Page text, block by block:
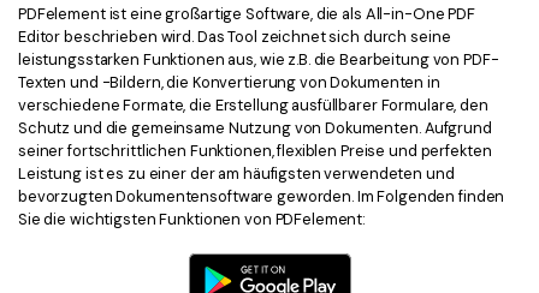
PDFelement ist eine großartige Software, die als All-in-One PDF
Editor beschrieben wird. Das Tool zeichnet sich durch seine
leistungsstarken Funktionen aus, wie z.B. die Bearbeitung von PDF-
Texten und -Bildern, die Konvertierung von Dokumenten in
verschiedene Formate, die Erstellung ausfüllbarer Formulare, den
Schutz und die gemeinsame Nutzung von Dokumenten. Aufgrund
seiner fortschrittlichen Funktionen, flexiblen Preise und perfekten
Leistung ist es zu einer der am häufigsten verwendeten und
bevorzugten Dokumentensoftware geworden. Im Folgenden finden
Sie die wichtigsten Funktionen von PDFelement: